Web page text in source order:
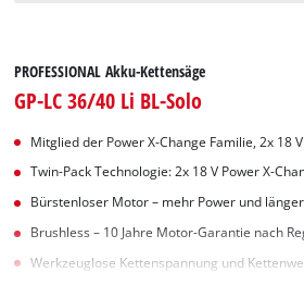
PROFESSIONAL Akku-Kettensäge
GP-LC 36/40 Li BL-Solo
Mitglied der Power X-Change Familie, 2x 18
Twin-Pack Technologie: 2x 18 V Power X-
Bürstenloser Motor – mehr Power und
Brushless – 10 Jahre Motor-Garantie nach
Werkzeuglose Kettenspannung und